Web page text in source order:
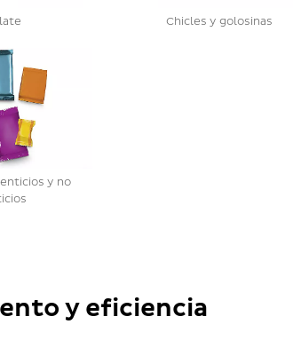
Chicles y golosinas
y no
y eficiencia